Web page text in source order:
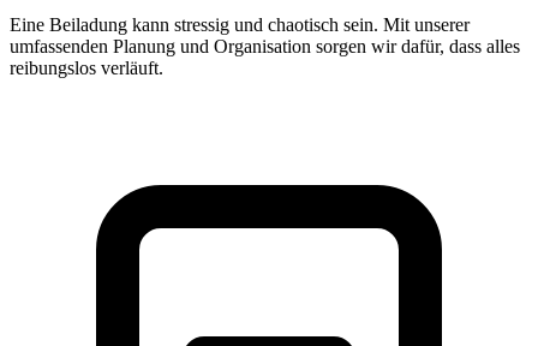
Eine Beiladung kann stressig und chaotisch sein. Mit unserer
umfassenden Planung und Organisation sorgen wir dafür, dass alles
reibungslos verläuft.